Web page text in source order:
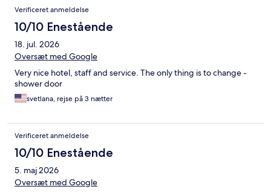
Verificeret anmeldelse
10/10 Enestående
18. jul. 2026
Oversæt med Google
Very nice hotel, staff and service. The only thing is to change -
shower door
svetlana, rejse på 3 nætter
Verificeret anmeldelse
10/10 Enestående
5. maj 2026
Oversæt med Google